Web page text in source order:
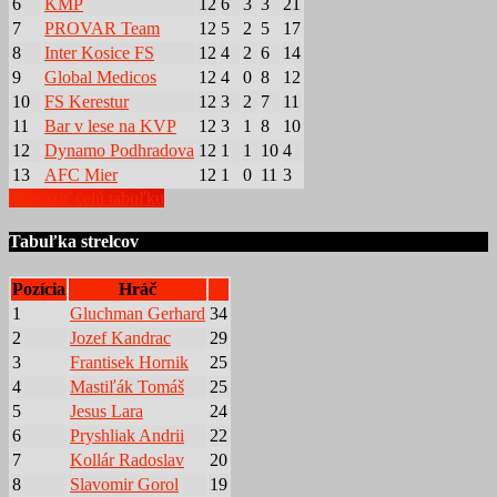
6 KMP 12 6 3 3
21
7
PROVAR Team 12 5 2 5
17
8
Inter Kosice FS 12 4 2 6
14
9
Global Medicos 12 4 0 8
12
10
FS Kerestur 12 3 2 7
11
11
Bar v lese na KVP 12 3 1 8
10
12
Dynamo Podhradova 12 1 1 10 4
13
AFC Mier 12 1 0 11 3
Tabuľka strelcov
Pozícia
Hráč
1
Gluchman Gerhard 34
2
Jozef Kandrac
29
3
Frantisek Hornik
25
4
Mastiľák Tomáš
25
5
Jesus Lara
24
6
Pryshliak Andrii
22
7
Kollár Radoslav
20
8
Slavomir Gorol 19